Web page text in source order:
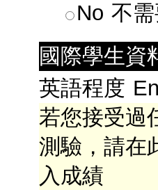
No 不
國際學生資
英語程度
若您接受過
測驗，請在
入成績